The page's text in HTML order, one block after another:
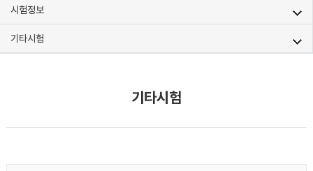
시험정보
기타시험
기타시험